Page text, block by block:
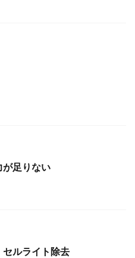
が足りない
セルライト除去